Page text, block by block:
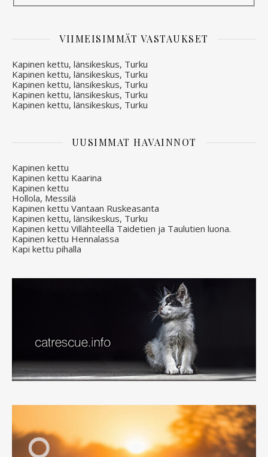
VIIMEISIMMÄT VASTAUKSET
Kapinen kettu, länsikeskus, Turku
Kapinen kettu, länsikeskus, Turku
Kapinen kettu, länsikeskus, Turku
Kapinen kettu, länsikeskus, Turku
Kapinen kettu, länsikeskus, Turku
UUSIMMAT HAVAINNOT
Kapinen kettu
Kapinen kettu Kaarina
Kapinen kettu
Hollola, Messilä
Kapinen kettu Vantaan Ruskeasanta
Kapinen kettu, länsikeskus, Turku
Kapinen kettu Villähteellä Taidetien ja Taulutien luona.
Kapinen kettu Hennalassa
Kapi kettu pihalla